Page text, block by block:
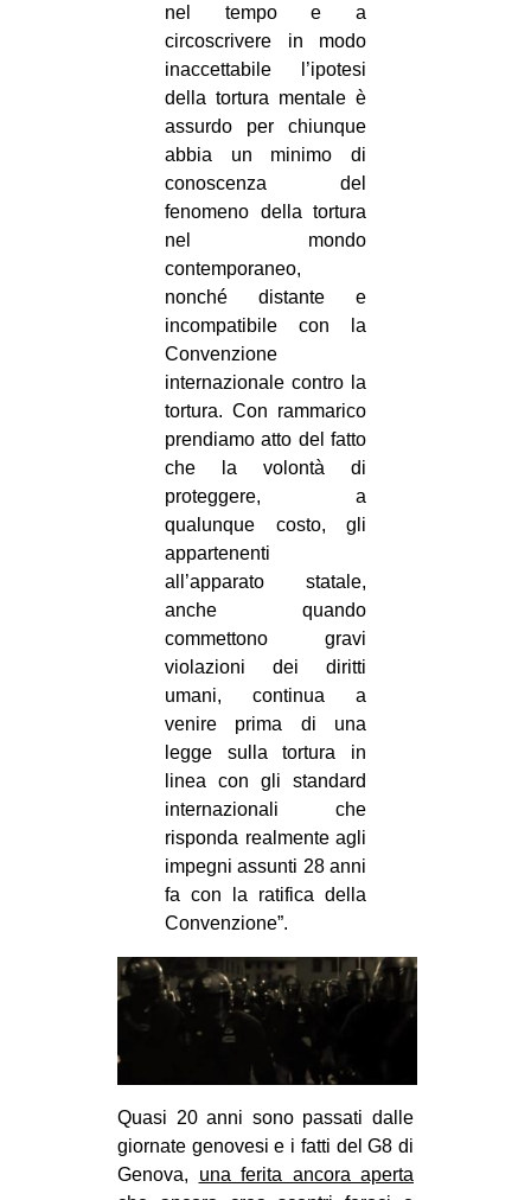
nel tempo e a
circoscrivere in modo
inaccettabile l’ipotesi
della tortura mentale è
assurdo per chiunque
abbia un minimo di
conoscenza del
fenomeno della tortura
nel mondo
contemporaneo,
nonché distante e
incompatibile con la
Convenzione
internazionale contro la
tortura. Con rammarico
prendiamo atto del fatto
che la volontà di
proteggere, a
qualunque costo, gli
appartenenti
all’apparato statale,
anche quando
commettono gravi
violazioni dei diritti
umani, continua a
venire prima di una
legge sulla tortura in
linea con gli standard
internazionali che
risponda realmente agli
impegni assunti 28 anni
fa con la ratifica della
Convenzione”.
Quasi 20 anni sono passati dalle
giornate genovesi e i fatti del G8 di
Genova, una ferita ancora aperta